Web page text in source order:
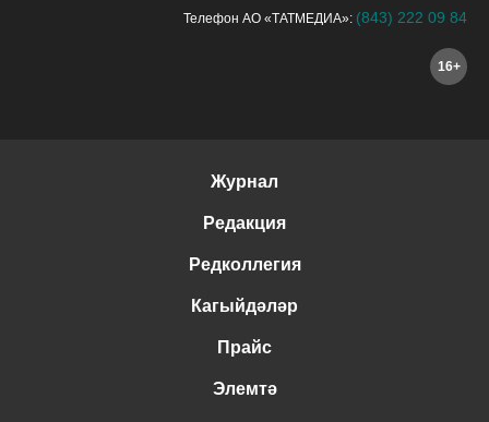
Телефон АО «ТАТМЕДИА»: (843) 222 09 84
16+
Журнал
Редакция
Редколлегия
Кагыйдәләр
Прайс
Элемтә